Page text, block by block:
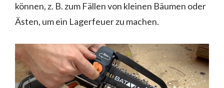
können, z. B. zum Fällen von kleinen Bäumen oder
Ästen, um ein Lagerfeuer zu machen.